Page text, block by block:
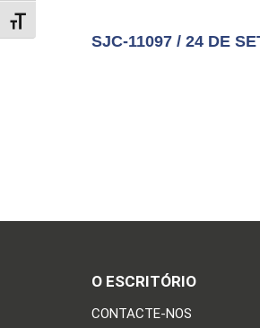
TOGGLE FONT SIZE
SJC-11097 / 24 DE
O ESCRITÓRIO
CONTACTE-NOS